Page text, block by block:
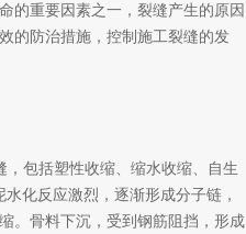
重要因素之一，裂缝产生的原因
的防治措施，控制施工裂缝的发
包括塑性收缩、缩水收缩、自生
化反应激烈，逐渐形成分子链，
。骨料下沉，受到钢筋阻挡，形成